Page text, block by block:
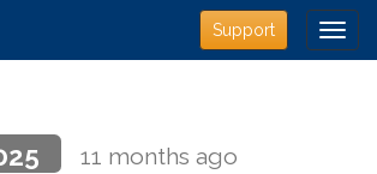
Support
11 months ago